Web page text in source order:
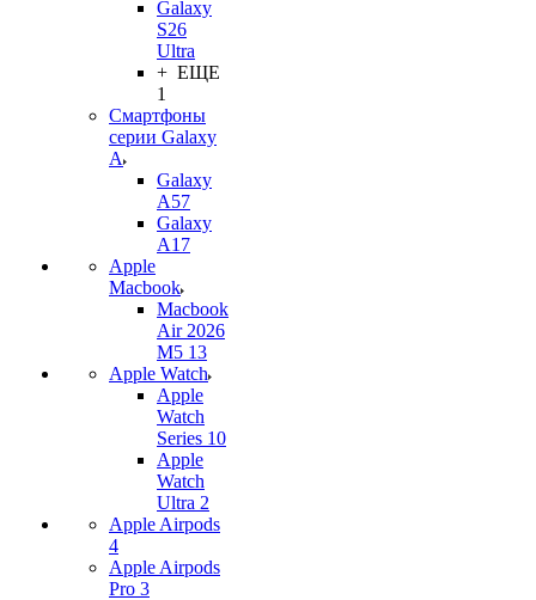
Galaxy
S26
Ultra
+ ЕЩЕ
1
Смартфоны
серии Galaxy
A
Galaxy
A57
Galaxy
A17
Apple
Macbook
Macbook
Air 2026
M5 13
Apple Watch
Apple
Watch
Series 10
Apple
Watch
Ultra 2
Apple Airpods
4
Apple Airpods
Pro 3